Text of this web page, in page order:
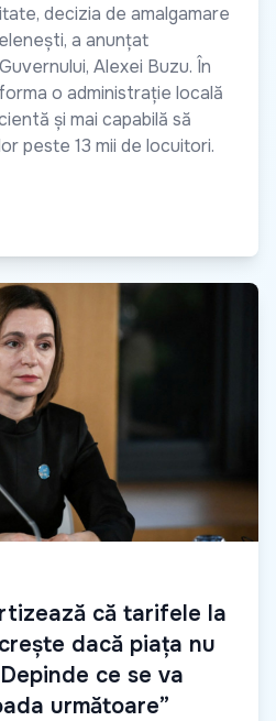
decizia de amalgamare
a anunțat
Alexei Buzu. În
o administrație locală
și mai capabilă să
peste 13 mii de locuitori.
că tarifele la
dacă piața nu
ce se va
următoare”